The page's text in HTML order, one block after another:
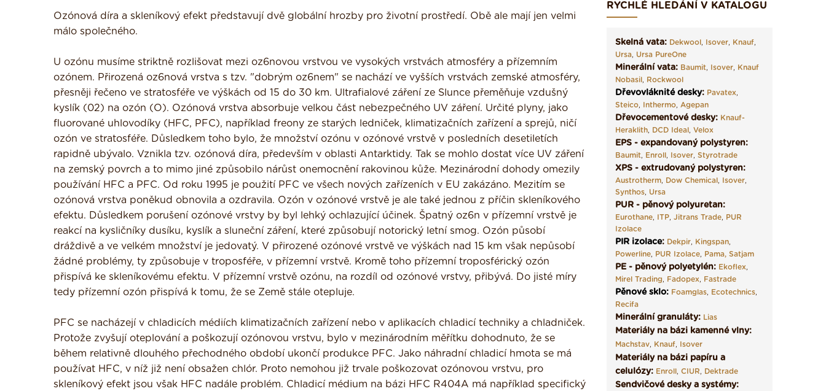
Ozónová díra a skleníkový efekt představují dvě globální hrozby pro životní prostředí. Obě ale mají jen velmi
málo společného.
U ozónu musíme striktně rozlišovat mezi oz6novou vrstvou ve vysokých vrstvách atmosféry a přízemním
ozónem. Přirozená oz6nová vrstva s tzv. "dobrým oz6nem" se nachází ve vyšších vrstvách zemské atmosféry,
přesněji řečeno ve stratosféře ve výškách od 15 do 30 km. Ultrafialové záření ze Slunce přeměňuje vzdušný
kyslík (02) na ozón (O). Ozónová vrstva absorbuje velkou část nebezpečného UV záření. Určité plyny, jako
fluorované uhlovodíky (HFC, PFC), například freony ze starých ledniček, klimatizačních zařízení a sprejů, ničí
ozón ve stratosféře. Důsledkem toho bylo, že množství ozónu v ozónové vrstvě v posledních desetiletích
rapidně ubývalo. Vznikla tzv. ozónová díra, především v oblasti Antarktidy. Tak se mohlo dostat více UV záření
na zemský povrch a to mimo jiné způsobilo nárůst onemocnění rakovinou kůže. Mezinárodní dohody omezily
používání HFC a PFC. Od roku 1995 je použití PFC ve všech nových zařízeních v EU zakázáno. Mezitím se
ozónová vrstva poněkud obnovila a ozdravila. Ozón v ozónové vrstvě je ale také jednou z příčin skleníkového
efektu. Důsledkem porušení ozónové vrstvy by byl lehký ochlazující účinek. Špatný oz6n v přízemní vrstvě je
reakcí na kysličníky dusíku, kyslík a sluneční záření, které způsobují notorický letní smog. Ozón působí
dráždivě a ve velkém množství je jedovatý. V přirozené ozónové vrstvě ve výškách nad 15 km však nepůsobí
žádné problémy, ty způsobuje v troposféře, v přízemní vrstvě. Kromě toho přízemní troposférický ozón
přispívá ke skleníkovému efektu. V přízemní vrstvě ozónu, na rozdíl od ozónové vrstvy, přibývá. Do jisté míry
tedy přízemní ozón přispívá k tomu, že se Země stále otepluje.
PFC se nacházejí v chladicích médiích klimatizačních zařízení nebo v aplikacích chladicí techniky a chladniček.
Protože zvyšují oteplování a poškozují ozónovou vrstvu, bylo v mezinárodním měřítku dohodnuto, že se
během relativně dlouhého přechodného období ukončí produkce PFC. Jako náhradní chladicí hmota se má
používat HFC, v níž již není obsažen chlór. Proto nemohou již trvale poškozovat ozónovou vrstvu, pro
skleníkový efekt jsou však HFC nadále problém. Chladicí médium na bázi HFC R404A má například specifický
RYCHLÉ HLEDÁNÍ V KATALOGU
Skelná vata: Dekwool, Isover, Knauf,
Ursa, Ursa PureOne
Minerální vata: Baumit, Isover, Knauf
Nobasil, Rockwool
Dřevovláknité desky: Pavatex,
Steico, Inthermo, Agepan
Dřevocementové desky: Knauf-
Heraklith, DCD Ideal, Velox
EPS - expandovaný polystyren:
Baumit, Enroll, Isover, Styrotrade
XPS - extrudovaný polystyren:
Austrotherm, Dow Chemical, Isover,
Synthos, Ursa
PUR - pěnový polyuretan:
Eurothane, ITP, Jitrans Trade, PUR
Izolace
PIR izolace: Dekpir, Kingspan,
Powerline, PUR Izolace, Pama, Satjam
PE - pěnový polyetylén: Ekoflex,
Mirel Trading, Fadopex, Fastrade
Pěnové sklo: Foamglas, Ecotechnics,
Recifa
Minerální granuláty: Lias
Materiály na bázi kamenné vlny:
Machstav, Knauf, Isover
Materiály na bázi papíru a
celulózy: Enroll, CIUR, Dektrade
Sendvičové desky a systémy: